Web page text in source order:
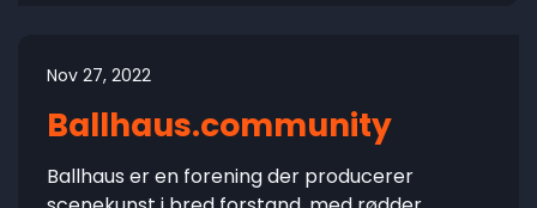
Nov 27, 2022
Ballhaus.community
Ballhaus er en forening der producerer